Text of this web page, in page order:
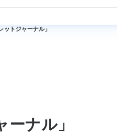
ットジャーナル」
ナル」